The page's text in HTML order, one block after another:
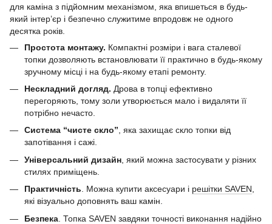
для каміна з підйомним механізмом, яка впишеться в будь-
який інтер’єр і безпечно служитиме впродовж не одного
десятка років.
Простота монтажу. Компактні розміри і вага сталевої
топки дозволяють встановлювати її практично в будь-якому
зручному місці і на будь-якому етапі ремонту.
Нескладний догляд. Дрова в топці ефективно
перегоряють, тому золи утворюється мало і видаляти її
потрібно нечасто.
Система “чисте скло”, яка захищає скло топки від
запотівання і сажі.
Універсальний дизайн , який можна застосувати у різних
стилях приміщень.
Практичність. Можна купити аксесуари і решітки SAVEN,
які візуально доповнять ваш камін.
Безпека . Топка SAVEN завдяки точності виконання надійно